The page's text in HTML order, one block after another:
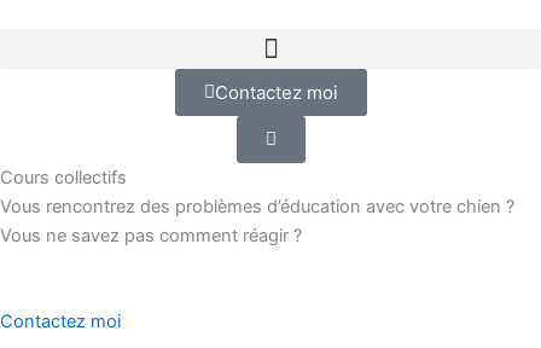
Contactez moi
Cours collectifs
Vous rencontrez des problèmes d’éducation avec votre chien ?
Vous ne savez pas comment réagir ?
Contactez moi